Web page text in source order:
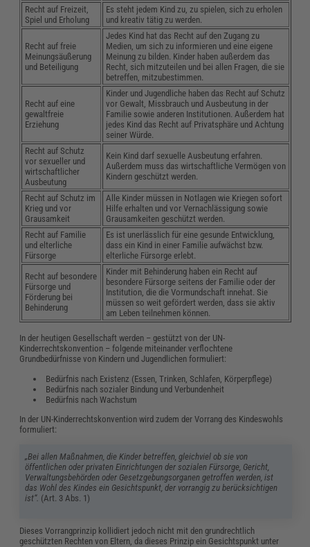
Recht auf Freizeit,
Spiel und Erholung
Es steht jedem Kind zu, zu spielen, sich zu erholen
und kreativ tätig zu werden.
Recht auf freie
Meinungsäußerung
und Beteiligung
Jedes Kind hat das Recht auf den Zugang zu
Medien, um sich zu informieren und eine eigene
Meinung zu bilden. Kinder haben außerdem das
Recht, sich mitzuteilen und bei allen Fragen, die sie
betreffen, mitzubestimmen.
Recht auf eine
gewaltfreie
Erziehung
Kinder und Jugendliche haben das Recht auf Schutz
vor Gewalt, Missbrauch und Ausbeutung in der
Familie sowie anderen Institutionen. Außerdem hat
jedes Kind das Recht auf Privatsphäre und Achtung
seiner Würde.
Recht auf Schutz
vor sexueller und
wirtschaftlicher
Ausbeutung
Kein Kind darf sexuelle Ausbeutung erfahren.
Außerdem muss das wirtschaftliche Vermögen von
Kindern geschützt werden.
Recht auf Schutz im
Krieg und vor
Grausamkeit
Alle Kinder müssen in Notlagen wie Kriegen sofort
Hilfe erhalten und vor Vernachlässigung sowie
Grausamkeiten geschützt werden.
Recht auf Familie
und elterliche
Fürsorge
Es ist unerlässlich für eine gesunde Entwicklung,
dass ein Kind in einer Familie aufwächst bzw.
elterliche Fürsorge erlebt.
Recht auf besondere
Fürsorge und
Förderung bei
Behinderung
Kinder mit Behinderung haben ein Recht auf
besondere Fürsorge seitens der Familie oder der
Institution, die die Vormundschaft innehat. Sie
müssen so weit gefördert werden, dass sie aktiv
am Leben teilnehmen können.
In der heutigen Gesellschaft werden – gestützt von der UN-
Kinderrechtskonvention – folgende miteinander verflochtene
Grundbedürfnisse von Kindern und Jugendlichen formuliert:
Bedürfnis nach Existenz (Essen, Trinken, Schlafen, Körperpflege)
Bedürfnis nach sozialer Bindung und Verbundenheit
Bedürfnis nach Wachstum
In der UN-Kinderrechtskonvention wird zudem der Vorrang des Kindeswohls
formuliert:
„Bei allen Maßnahmen, die Kinder betreffen, gleichviel ob sie von
öffentlichen oder privaten Einrichtungen der sozialen Fürsorge, Gericht,
Verwaltungsbehörden oder Gesetzgebungsorganen getroffen werden, ist
das Wohl des Kindes ein Gesichtspunkt, der vorrangig zu berücksichtigen
ist“. (Art. 3 Abs. 1)
Dieses Vorrangprinzip kollidiert jedoch nicht mit den grundrechtlich
geschützten Rechten von Eltern, da dieses Prinzip ein Gesichtspunkt unter